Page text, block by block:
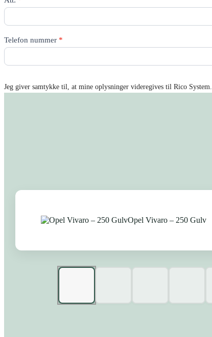
Telefon nummer *
Jeg giver samtykke til, at mine oplysninger videregives til Rico System.